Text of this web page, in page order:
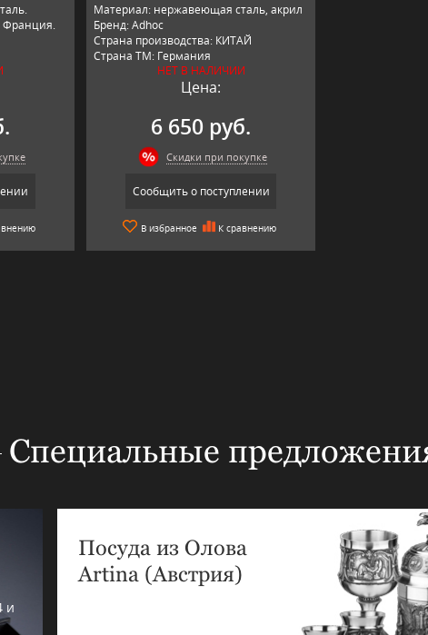
Франция.
Материал: нержавеющая сталь, акрил
Бренд: Adhoc
Страна производства: КИТАЙ
Страна ТМ: Германия
НЕТ В НАЛИЧИИ
Цена:
6 650 руб.
Скидки при покупке
Сообщить о поступлении
В избранное К сравнению
Специальные
и
Посуда из Олова
Artina (Австрия)